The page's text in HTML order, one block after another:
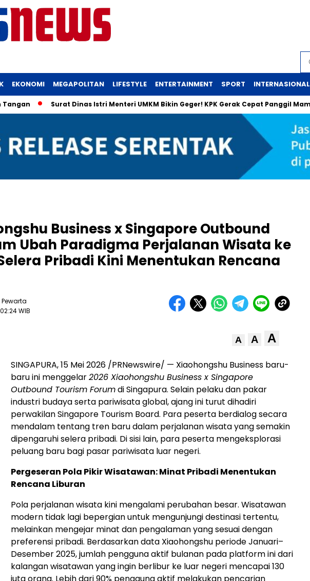
EKONOMI MEGAPOLITAN LIFESTYLE ENTERTAINMENT SPORT INTERNASIONAL
Surat Dinas Istri Menteri UMKM Bikin Geger! KPK Gerak Cepat Panggil Maman
Business x Singapore Outbound
Ubah Paradigma Perjalanan Wisata ke
Pribadi Kini Menentukan Rencana
WIB
A A A
SINGAPURA, 15 Mei 2026 /PRNewswire/ — Xiaohongshu Business baru-
baru ini menggelar2026 Xiaohongshu Business x Singapore
Outbound Tourism Forumdi Singapura. Selain pelaku dan pakar
industri budaya serta pariwisata global, ajang ini turut dihadiri
perwakilan Singapore Tourism Board. Para peserta berdialog secara
mendalam tentang tren baru dalam perjalanan wisata yang semakin
dipengaruhi selera pribadi. Di sisi lain, para peserta mengeksplorasi
peluang baru bagi pasar pariwisata luar negeri.
Pergeseran Pola Pikir Wisatawan: Minat Pribadi Menentukan
Rencana Liburan
Pola perjalanan wisata kini mengalami perubahan besar. Wisatawan
modern tidak lagi bepergian untuk mengunjungi destinasi tertentu,
melainkan mengejar minat dan pengalaman yang sesuai dengan
preferensi pribadi. Berdasarkan data Xiaohongshu periode Januari–
Desember 2025, jumlah pengguna aktif bulanan pada platform ini dari
kalangan wisatawan yang ingin berlibur ke luar negeri mencapai 130
juta orang. Lebih dari 90% pengguna aktif melakukan pencarian